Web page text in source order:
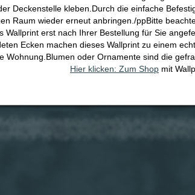
Deckenstelle kleben.Durch die einfache
Raum wieder erneut anbringen./ppBitte
Wallprint erst nach Ihrer Bestellung für Sie
Ecken machen dieses Wallprint zu einem
Wohnung.Blumen oder Ornamente sind die
Hier klicken: Zum Shop mit